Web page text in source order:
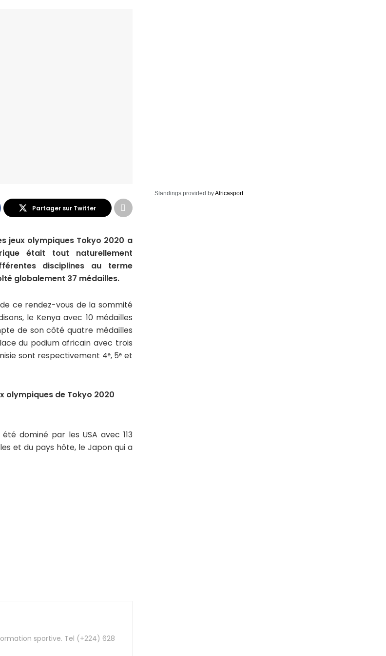
Partager sur Twitter
jeux olympiques Tokyo 2020 a
était tout naturellement
disciplines au terme
globalement 37 médailles.
ce rendez-vous de la sommité
le Kenya avec 10 médailles
de son côté quatre médailles
du podium africain avec trois
sont respectivement 4e, 5e et
olympiques de Tokyo 2020
dominé par les USA avec 113
et du pays hôte, le Japon qui a
sportive. Tel (+224) 628
Standings provided byAfricasport